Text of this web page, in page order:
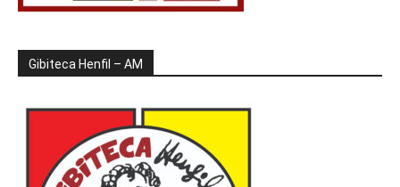
Gibiteca Henfil – AM